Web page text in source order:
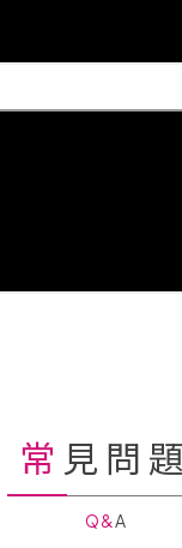
常見問題
Q&A